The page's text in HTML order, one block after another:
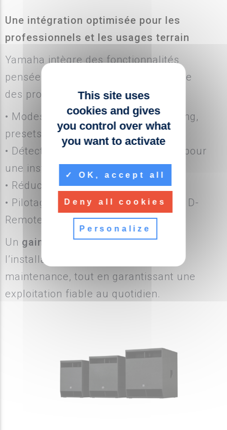
Une intégration optimisée pour les
professionnels et les usages terrain
Yamaha intègre des fonctionnalités
pensées pour simplifier chaque étape
des projets audio :
• Modes DSP adaptés (FoH, monitoring,
presets personnalisables)
• Détection automatique de position pour
une installation optimisée
• Réduction intelligente des larsens
• Pilotage à distance via l’application D-
Remote
Un gain de tempsconcret sur
l’installation, la configuration et la
maintenance, tout en garantissant une
exploitation fiable au quotidien.
This site uses
cookies and gives
you control over what
you want to activate
OK, accept all
Deny all cookies
Personalize